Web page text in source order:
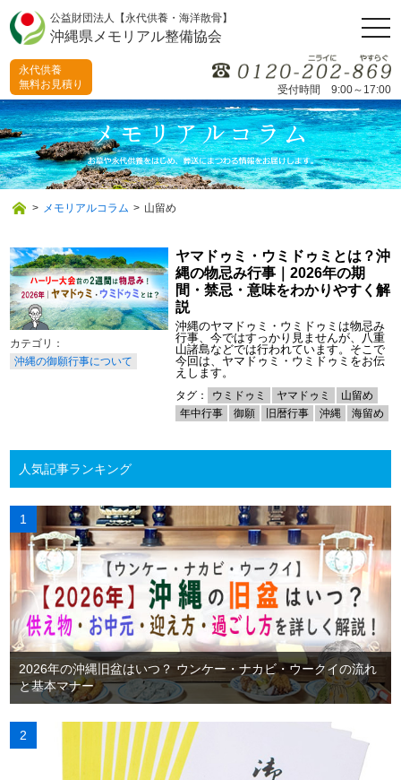
公益財団法人【永代供養・海洋散骨】
沖縄県メモリアル整備協会
受付時間 9:00～17:00
永代供養
無料お見積り
> メモリアルコラム > 山留め
沖縄の御願行事について
ヤマドゥミ・ウミドゥミとは？沖
縄の物忌み行事｜2026年の期
間・禁忌・意味をわかりやすく解
説
沖縄のヤマドゥミ・ウミドゥミは物忌み
行事、今ではすっかり見ませんが、八重
山諸島などでは行われています。そこで
今回は、ヤマドゥミ・ウミドゥミをお伝
えします。
タグ： ウミドゥミ ヤマドゥミ
山留め
年中行事
御願 旧暦行事 沖縄 海留め
人気記事ランキング
2026年の沖縄旧盆はいつ？ ウンケー・ナカビ・ウークイの流れ
と基本マナー